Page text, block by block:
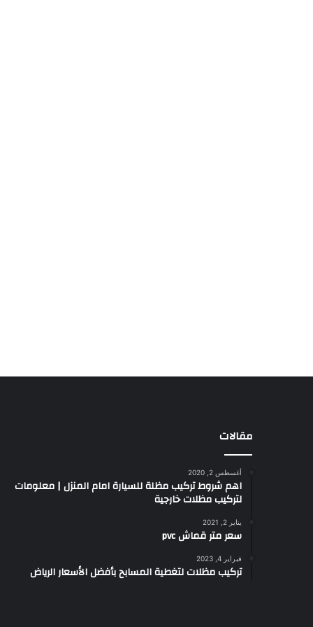
مقالات
أغسطس 2, 2020
اهم شروط تركيب مظلة للسيارة امام المنزل | معلومات
لتركيب مظلات خارجية
يناير 2, 2021
سعر متر قماش pvc
فبراير 4, 2023
تركيب مظلات لتغطية المسابح بأفضل الأسعار الرياض